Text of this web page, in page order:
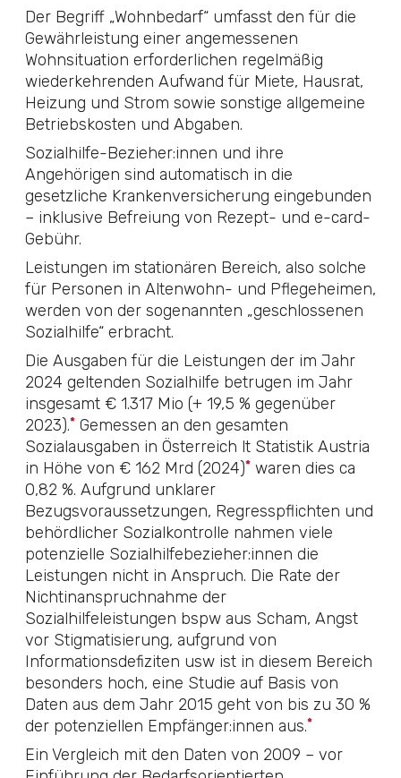
Der Begriff „Wohnbedarf“ umfasst den für die
Gewährleistung einer angemessenen
Wohnsituation erforderlichen regelmäßig
wiederkehrenden Aufwand für Miete, Hausrat,
Heizung und Strom sowie sonstige allgemeine
Betriebskosten und Abgaben.
Sozialhilfe-Bezieher:innen und ihre
Angehörigen sind automatisch in die
gesetzliche Krankenversicherung eingebunden
– inklusive Befreiung von Rezept- und e-card-
Gebühr.
Leistungen im stationären Bereich, also solche
für Personen in Altenwohn- und Pflegeheimen,
werden von der sogenannten „geschlossenen
Sozialhilfe“ erbracht.
Die Ausgaben für die Leistungen der im Jahr
2024 geltenden Sozialhilfe betrugen im Jahr
insgesamt € 1.317 Mio (+ 19,5 % gegenüber
2023).* Gemessen an den gesamten
Sozialausgaben in Österreich lt Statistik Austria
in Höhe von € 162 Mrd (2024)* waren dies ca
0,82 %. Aufgrund unklarer
Bezugsvoraussetzungen, Regresspflichten und
behördlicher Sozialkontrolle nahmen viele
potenzielle Sozialhilfebezieher:innen die
Leistungen nicht in Anspruch. Die Rate der
Nichtinanspruchnahme der
Sozialhilfeleistungen bspw aus Scham, Angst
vor Stigmatisierung, aufgrund von
Informationsdefiziten usw ist in diesem Bereich
besonders hoch, eine Studie auf Basis von
Daten aus dem Jahr 2015 geht von bis zu 30 %
der potenziellen Empfänger⁠:⁠innen aus.*
Ein Vergleich mit den Daten von 2009 – vor